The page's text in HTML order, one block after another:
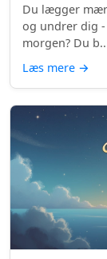
Du lægger
og undrer dig
morgen? Du
Læs mere →